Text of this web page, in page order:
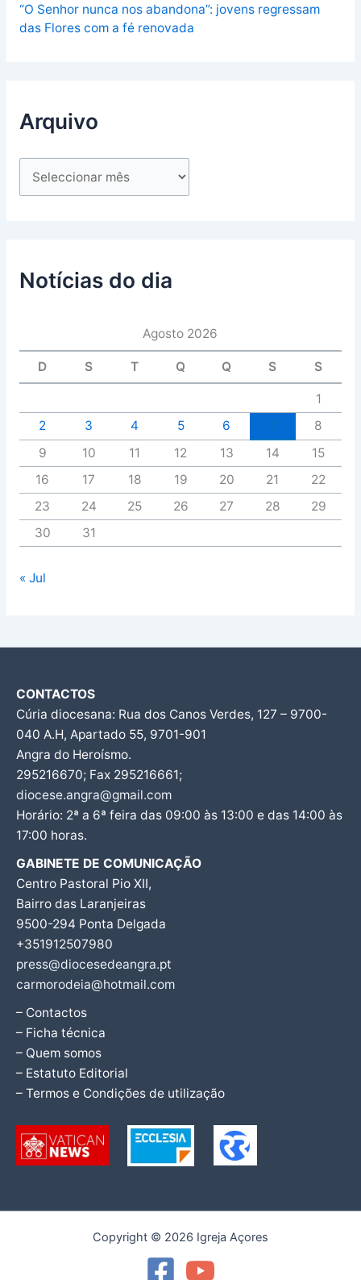
“O Senhor nunca nos abandona”: jovens regressam
das Flores com a fé renovada
Arquivo
Notícias do dia
Agosto 2026
D S T Q Q S S
1
2
3 4 5 6
8
9
10 11 12 13 14
15
16
17 18 19 20 21
22
23
24 25 26 27 28
29
30
31
« Jul
CONTACTOS
Cúria diocesana: Rua dos Canos Verdes, 127 – 9700-
040 A.H, Apartado 55, 9701-901
Angra do Heroísmo.
295216670; Fax 295216661;
diocese.angra@gmail.com
Horário: 2ª a 6ª feira das 09:00 às 13:00 e das 14:00 às
17:00 horas.
GABINETE DE COMUNICAÇÃO
Centro Pastoral Pio XII,
Bairro das Laranjeiras
9500-294 Ponta Delgada
+351912507980
press@diocesedeangra.pt
carmorodeia@hotmail.com
– Contactos
– Ficha técnica
– Quem somos
– Estatuto Editorial
– Termos e Condições de utilização
Copyright © 2026 Igreja Açores